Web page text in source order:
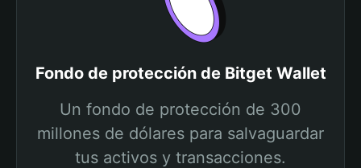
Fondo de protección de Bitget Wallet
Un fondo de protección de 300
millones de dólares para salvaguardar
tus activos y transacciones.